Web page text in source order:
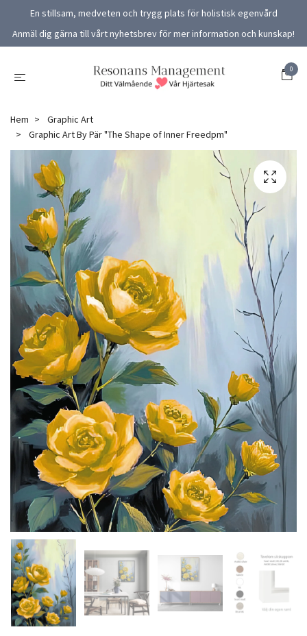
En stillsam, medveten och trygg plats för holistisk egenvård
Anmäl dig gärna till vårt nyhetsbrev för mer information och kunskap!
0
Hem
Graphic Art
Graphic Art By Pär "The Shape of Inner Freedpm"